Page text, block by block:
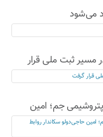
می‌شود
لامرد در مسیر ثبت ملی قرار
پتروشیمی جم؛ امین
و امور بین‌الملل شد